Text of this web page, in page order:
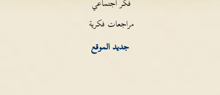
فكر اجتماعي
مراجعات فكرية
جديد الموقع